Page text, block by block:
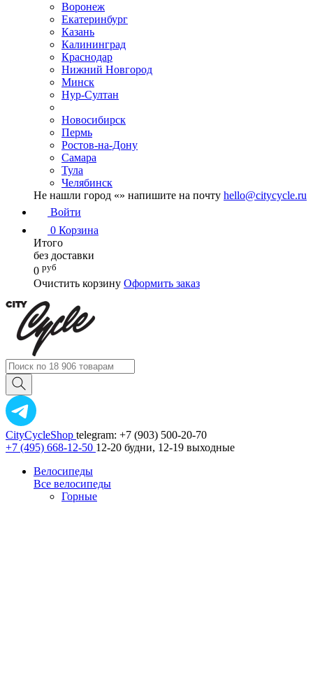
Воронеж
Екатеринбург
Казань
Калининград
Краснодар
Нижний Новгород
Минск
Нур-Султан
Новосибирск
Пермь
Ростов-на-Дону
Самара
Тула
Челябинск
Не нашли город «» напишите на почту hello@citycycle.ru
Войти
0 Корзина
Итого
без доставки
0 руб
Очистить корзину Оформить заказ
CityCycleShop telegram: +7 (903) 500-20-70
+7 (495) 668-12-50 12-20 будни, 12-19 выходные
Велосипеды
Все велосипеды
Горные